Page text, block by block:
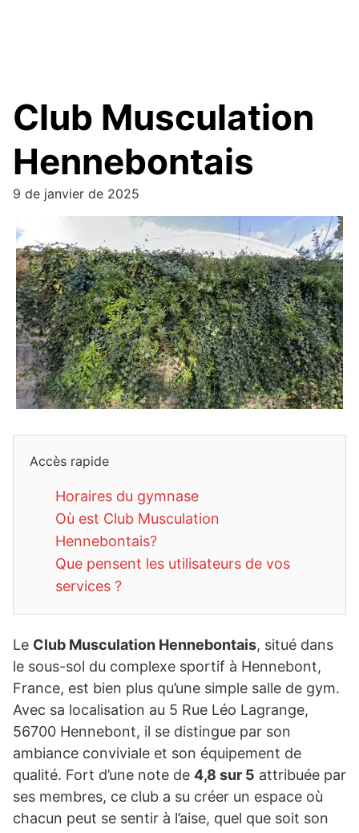
Club Musculation
Hennebontais
9 de janvier de 2025
Accès rapide
Horaires du gymnase
Où est Club Musculation
Hennebontais?
Que pensent les utilisateurs de vos
services ?
Le Club Musculation Hennebontais, situé dans
le sous-sol du complexe sportif à Hennebont,
France, est bien plus qu’une simple salle de gym.
Avec sa localisation au 5 Rue Léo Lagrange,
56700 Hennebont, il se distingue par son
ambiance conviviale et son équipement de
qualité. Fort d’une note de 4,8 sur 5 attribuée par
ses membres, ce club a su créer un espace où
chacun peut se sentir à l’aise, quel que soit son